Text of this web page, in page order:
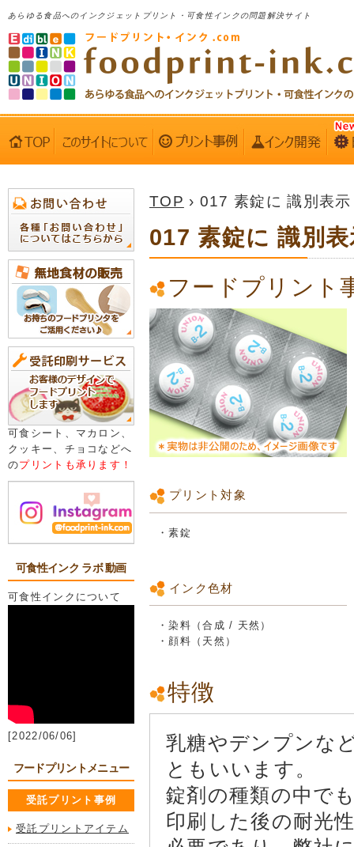
あらゆる食品へのインクジェットプリント・可食性インクの問題解決サイト
可食シート、マカロン、
クッキー、チョコなどへ
のプリントも承ります！
可食性インク ラボ 動画
可食性インクについて
[2022/06/06]
フードプリントメニュー
受託プリント事例
受託プリントアイテム
TOP › 017 素錠に 識別表示
017 素錠に 識別
フードプリント
プリント対象
・素錠
インク色材
・染料（合成 / 天然）
・顔料（天然）
特徴
乳糖やデンプンな
ともいいます。
錠剤の種類の中で
印刷した後の耐光